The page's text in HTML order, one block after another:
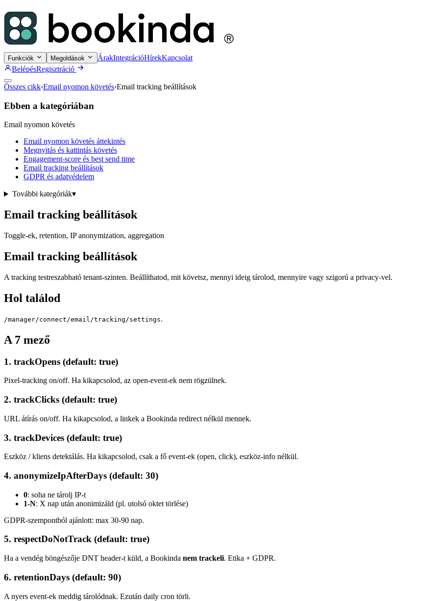
Funkciók Megoldások ÁrakIntegrációHírekKapcsolat
BelépésRegisztráció
Összes cikk›Email nyomon követés›Email tracking beállítások
Ebben a kategóriában
Email nyomon követés
Email nyomon követés áttekintés
Megnyitás és kattintás követés
Engagement-score és best send time
Email tracking beállítások
GDPR és adatvédelem
További kategóriák▾
Email tracking beállítások
Toggle-ek, retention, IP anonymization, aggregation
Email tracking beállítások
A tracking testreszabható tenant-szinten. Beállíthatod, mit követsz, mennyi ideig tárolod, mennyire vagy szigorú a privacy-vel.
Hol találod
/manager/connect/email/tracking/settings.
A 7 mező
1. trackOpens (default: true)
Pixel-tracking on/off. Ha kikapcsolod, az open-event-ek nem rögzülnek.
2. trackClicks (default: true)
URL átírás on/off. Ha kikapcsolod, a linkek a Bookinda redirect nélkül mennek.
3. trackDevices (default: true)
Eszköz / kliens detektálás. Ha kikapcsolod, csak a fő event-ek (open, click), eszköz-info nélkül.
4. anonymizeIpAfterDays (default: 30)
0: soha ne tárolj IP-t
1-N: X nap után anonimizáld (pl. utolsó oktet törlése)
GDPR-szempontból ajánlott: max 30-90 nap.
5. respectDoNotTrack (default: true)
Ha a vendég böngészője DNT header-t küld, a Bookinda nem trackeli. Etika + GDPR.
6. retentionDays (default: 90)
A nyers event-ek meddig tárolódnak. Ezután daily cron törli.